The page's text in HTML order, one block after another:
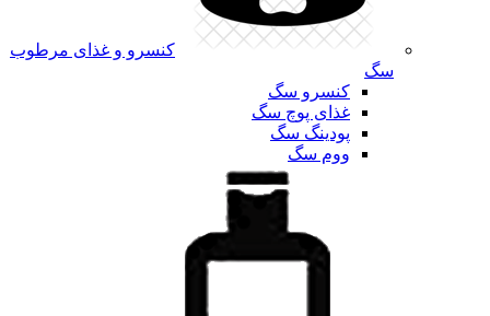
کنسرو و غذای مرطوب
سگ
کنسرو سگ
غذای پوچ سگ
پودینگ سگ
ووم سگ